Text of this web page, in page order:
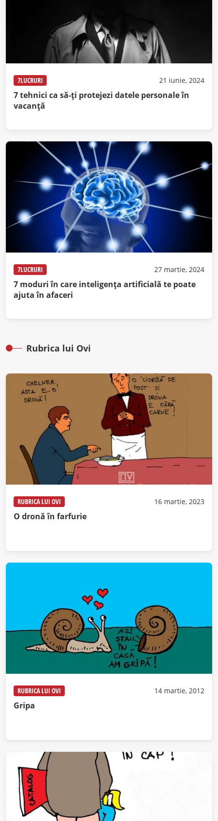
7LUCRURI 21 iunie, 2024
7 tehnici ca să-ți protejezi datele personale în
vacanță
7LUCRURI 27 martie, 2024
7 moduri în care inteligența artificială te poate
ajuta în afaceri
Rubrica lui Ovi
RUBRICA LUI OVI 16 martie, 2023
O dronă în farfurie
RUBRICA LUI OVI 14 martie, 2012
Gripa